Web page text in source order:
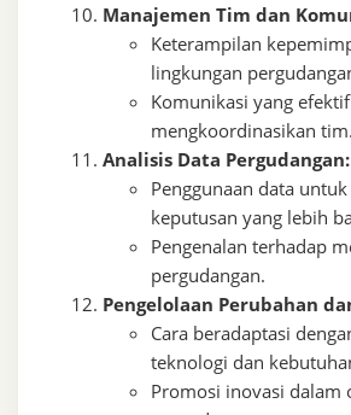
Manajemen Tim dan
Keterampilan
lingkungan
Komunikasi yang
mengkoordinasikan tim.
Analisis Data Pergudangan:
Penggunaan data
keputusan yang lebih
Pengenalan terhadap
pergudangan.
Pengelolaan Perubahan
Cara beradaptasi
teknologi dan
Promosi inovasi dalam